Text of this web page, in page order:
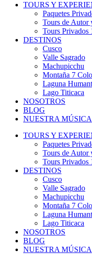
TOURS Y
Paquetes
Tours de Autor
Tours Privados
DESTINOS
Cusco
Valle Sagrado
Machupicchu
Montaña 7
Laguna
Lago Titicaca
NOSOTROS
BLOG
NUESTRA MÚSICA
TOURS Y
Paquetes
Tours de Autor
Tours Privados
DESTINOS
Cusco
Valle Sagrado
Machupicchu
Montaña 7
Laguna
Lago Titicaca
NOSOTROS
BLOG
NUESTRA MÚSICA